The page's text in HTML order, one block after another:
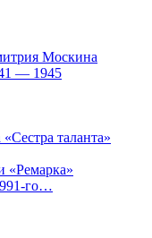
Москина
— 1945
таланта»
«Ремарка»
го…